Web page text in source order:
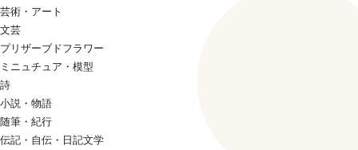
芸術・アート
文芸
プリザーブドフラワー
ミニュチュア・模型
詩
小説・物語
随筆・紀行
伝記・自伝・日記文学